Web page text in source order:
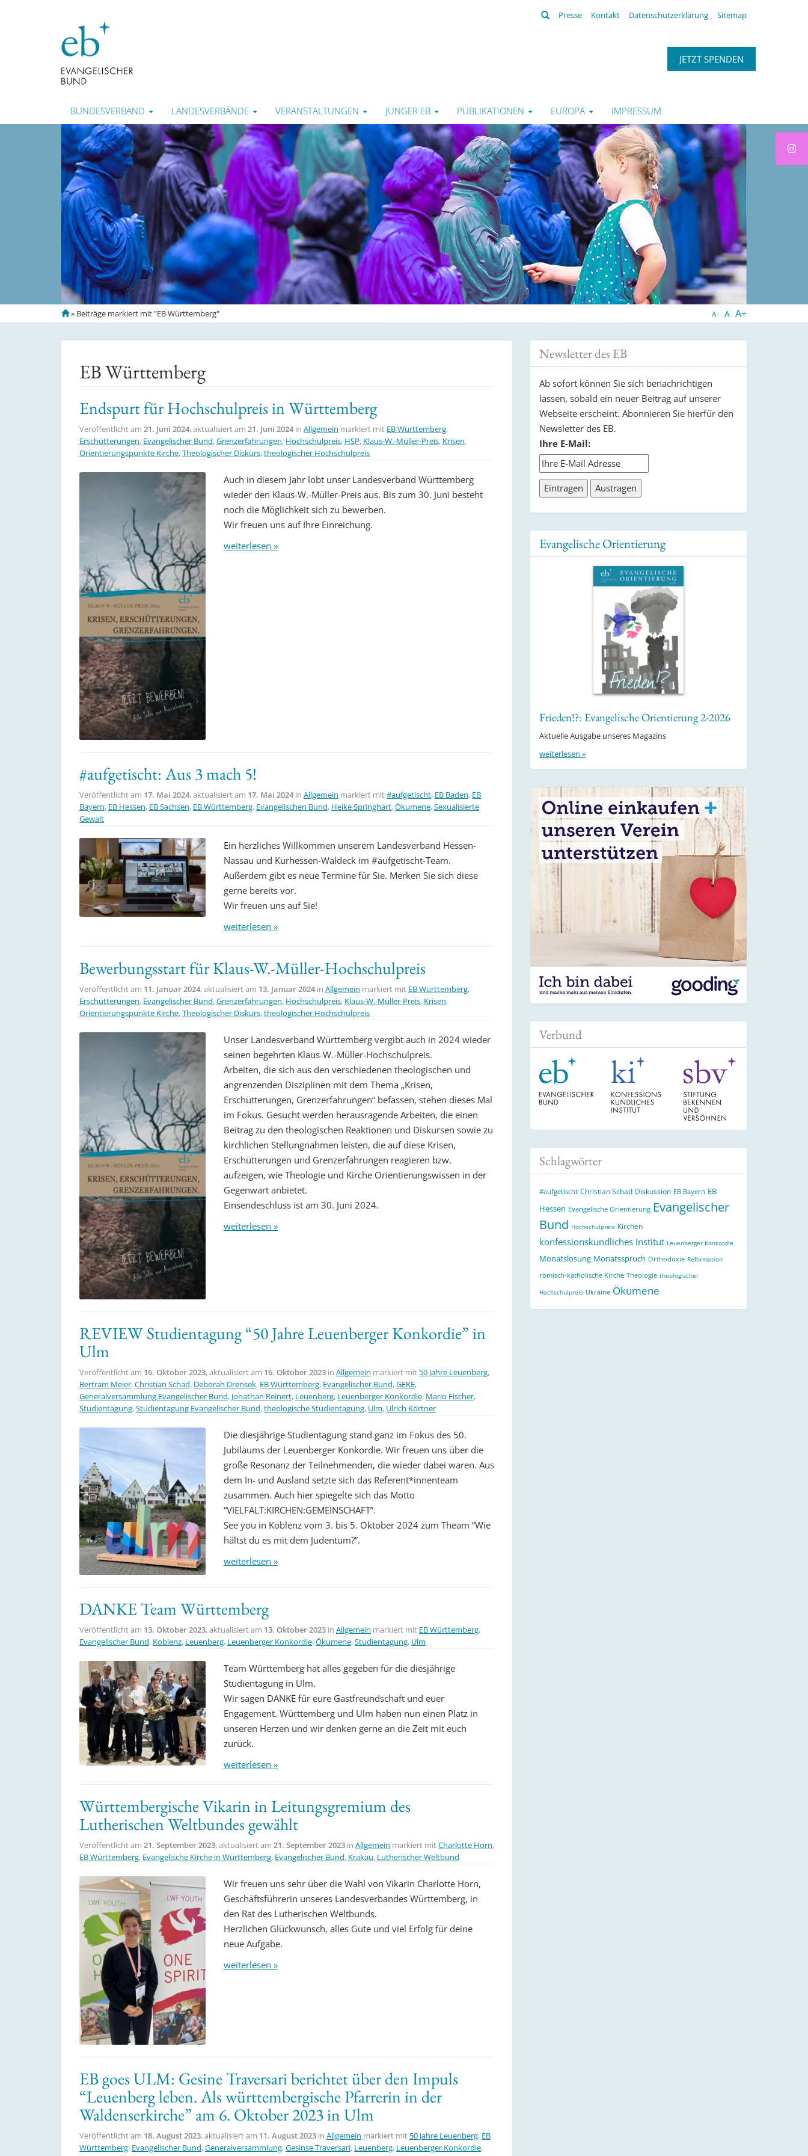
Suchen
Presse Kontakt Datenschutzerklärung Sitemap
JETZT SPENDEN
BUNDESVERBAND LANDESVERBÄNDE VERANSTALTUNGEN JUNGER EB PUBLIKATIONEN EUROPA IMPRESSUM
S
t
» Beiträge markiert mit "EB Württemberg" A- A A+
EB Württemberg
Endspurt für Hochschulpreis in Württemberg
Veröffentlicht am 21. Juni 2024, aktualisiert am 21. Juni 2024 in Allgemein markiert mit EB Württemberg,
Erschütterungen, Evangelischer Bund,Grenzerfahrungen, Hochschulpreis, HSP, Klaus-W.-Müller-Preis, Krisen,
Orientierungspunkte Kirche,Theologischer Diskurs,theologischer Hochschulpreis
Auch in diesem Jahr lobt unser Landesverband Württemberg
wieder den Klaus-W.-Müller-Preis aus. Bis zum 30. Juni besteht
noch die Möglichkeit sich zu bewerben.
Wir freuen uns auf Ihre Einreichung.
weiterlesen »
#aufgetischt: Aus 3 mach 5!
Veröffentlicht am 17. Mai 2024, aktualisiert am 17. Mai 2024 in Allgemein markiert mit#aufgetischt, EB Baden, EB
Bayern, EB Hessen, EB Sachsen, EB Württemberg, Evangelischen Bund, Heike Springhart,Ökumene,Sexualisierte
Gewalt
Ein herzliches Willkommen unserem Landesverband Hessen-
Nassau und Kurhessen-Waldeck im #aufgetischt-Team.
Außerdem gibt es neue Termine für Sie. Merken Sie sich diese
gerne bereits vor.
Wir freuen uns auf Sie!
weiterlesen »
Bewerbungsstart für Klaus-W.-Müller-Hochschulpreis
Veröffentlicht am 11. Januar 2024, aktualisiert am 13. Januar 2024 in Allgemein markiert mit EB Württemberg,
Erschütterungen, Evangelischer Bund,Grenzerfahrungen, Hochschulpreis, Klaus-W.-Müller-Preis, Krisen,
Orientierungspunkte Kirche,Theologischer Diskurs,theologischer Hochschulpreis
Unser Landesverband Württemberg vergibt auch in 2024 wieder
seinen begehrten Klaus-W.-Müller-Hochschulpreis.
Arbeiten, die sich aus den verschiedenen theologischen und
angrenzenden Disziplinen mit dem Thema „Krisen,
Erschütterungen, Grenzerfahrungen“ befassen, stehen dieses Mal
im Fokus. Gesucht werden herausragende Arbeiten, die einen
Beitrag zu den theologischen Reaktionen und Diskursen sowie zu
kirchlichen Stellungnahmen leisten, die auf diese Krisen,
Erschütterungen und Grenzerfahrungen reagieren bzw.
aufzeigen, wie Theologie und Kirche Orientierungswissen in der
Gegenwart anbietet.
Einsendeschluss ist am 30. Juni 2024.
weiterlesen »
REVIEW Studientagung “50 Jahre Leuenberger Konkordie” in
Ulm
Veröffentlicht am 16. Oktober 2023, aktualisiert am 16. Oktober 2023 in Allgemein markiert mit 50 Jahre Leuenberg,
Bertram Meier,Christian Schad, Deborah Drensek, EB Württemberg, Evangelischer Bund,GEKE,
Generalversammlung Evangelischer Bund, Jonathan Reinert, Leuenberg, Leuenberger Konkordie, Mario Fischer,
Studientagung,Studientagung Evangelischer Bund,theologische Studientagung, Ulm, Ulrich Körtner
Die diesjährige Studientagung stand ganz im Fokus des 50.
Jubiläums der Leuenberger Konkordie. Wir freuen uns über die
große Resonanz der Teilnehmenden, die wieder dabei waren. Aus
dem In- und Ausland setzte sich das Referent*innenteam
zusammen. Auch hier spiegelte sich das Motto
“VIELFALT:KIRCHEN:GEMEINSCHAFT”.
See you in Koblenz vom 3. bis 5. Oktober 2024 zum Theam “Wie
hältst du es mit dem Judentum?”.
weiterlesen »
DANKE Team Württemberg
Veröffentlicht am 13. Oktober 2023, aktualisiert am 13. Oktober 2023 in Allgemein markiert mit EB Württemberg,
Evangelischer Bund, Koblenz, Leuenberg, Leuenberger Konkordie,Ökumene,Studientagung, Ulm
Team Württemberg hat alles gegeben für die diesjährige
Studientagung in Ulm.
Wir sagen DANKE für eure Gastfreundschaft und euer
Engagement. Württemberg und Ulm haben nun einen Platz in
unseren Herzen und wir denken gerne an die Zeit mit euch
zurück.
weiterlesen »
Württembergische Vikarin in Leitungsgremium des
Lutherischen Weltbundes gewählt
Veröffentlicht am 21. September 2023, aktualisiert am 21. September 2023 in Allgemein markiert mitCharlotte Horn,
EB Württemberg, Evangelische Kirche in Württemberg, Evangelischer Bund, Krakau, Lutherischer Weltbund
Wir freuen uns sehr über die Wahl von Vikarin Charlotte Horn,
Geschäftsführerin unseres Landesverbandes Württemberg, in
den Rat des Lutherischen Weltbunds.
Herzlichen Glückwunsch, alles Gute und viel Erfolg für deine
neue Aufgabe.
weiterlesen »
EB goes ULM: Gesine Traversari berichtet über den Impuls
“Leuenberg leben. Als württembergische Pfarrerin in der
Waldenserkirche” am 6. Oktober 2023 in Ulm
Veröffentlicht am 18. August 2023, aktualisiert am 11. August 2023 in Allgemein markiert mit 50 Jahre Leuenberg, EB
Württemberg, Evangelischer Bund,Generalversammlung,Gesinse Traversari, Leuenberg, Leuenberger Konkordie,
Newsletter des EB
Ab sofort können Sie sich benachrichtigen
lassen, sobald ein neuer Beitrag auf unserer
Webseite erscheint. Abonnieren Sie hierfür den
Newsletter des EB.
Ihre E-Mail:
Evangelische Orientierung
Frieden!?: Evangelische Orientierung 2-2026
Aktuelle Ausgabe unseres Magazins
weiterlesen »
Verbund
Schlagwörter
#aufgetischt Christian Schad Diskussion EB Bayern EB
Hessen Evangelische Orientierung Evangelischer
Bund Hochschulpreis Kirchen
konfessionskundliches Institut Leuenberger Konkordie
Monatslosung Monatsspruch Orthodoxie Reformation
römisch-katholische Kirche Theologie theologischer
Hochschulpreis Ukraine Ökumene